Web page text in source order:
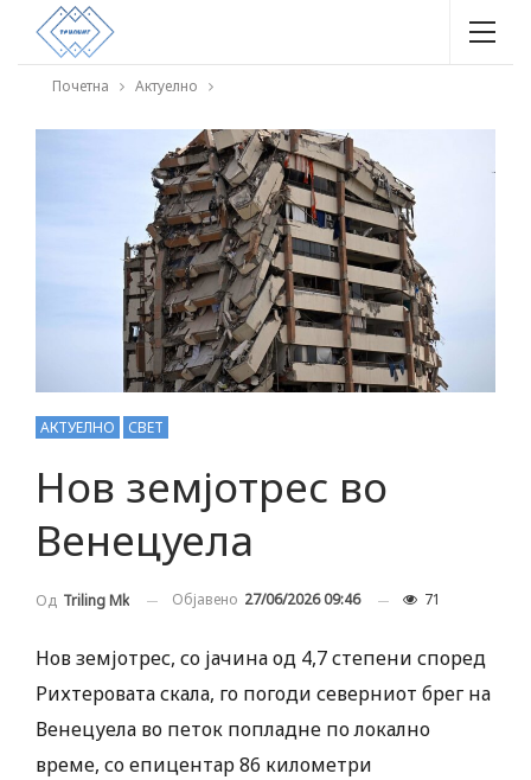
Почетна Актуелно
АКТУЕЛНО СВЕТ
Нов земјотрес во
Венецуела
Од Triling Mk Објавено 27/06/2026 09:46 71
Нов земјотрес, со јачина од 4,7 степени според
Рихтеровата скала, го погоди северниот брег на
Венецуела во петок попладне по локално
време, со епицентар 86 километри